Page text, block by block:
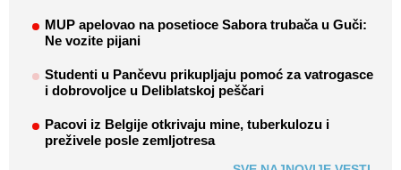
MUP apelovao na posetioce Sabora trubača u Guči:
Ne vozite pijani
Studenti u Pančevu prikupljaju pomoć za vatrogasce
i dobrovoljce u Deliblatskoj peščari
Pacovi iz Belgije otkrivaju mine, tuberkulozu i
preživele posle zemljotresa